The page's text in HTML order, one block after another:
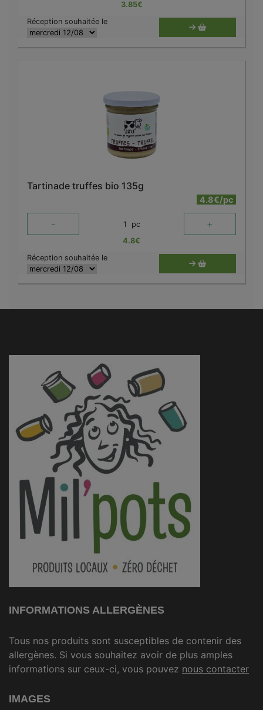
3.85€
Réception souhaitée le
Tartinade truffes bio 135g
4.8€/pc
- 1 pc +
4.8€
Réception souhaitée le
INFORMATIONS ALLERGÈNES
Tous nos produits sont susceptibles de contenir des
allergènes. Si vous souhaitez avoir de plus amples
informations sur ceux-ci, vous pouvez nous contacter
IMAGES